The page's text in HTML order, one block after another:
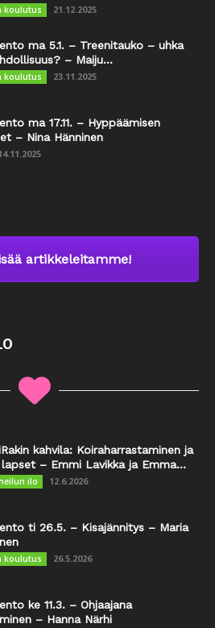
koulutus 21.12.2025
ma 5.1. – Treenitauko – uhka
– Maiju...
koulutus 23.11.2025
ma 17.11. – Hyppäämisen
– Nina Hänninen
artikkeleitamme!
kahvila: Koiraharrastaminen ja
– Emmi Lavikka ja Emma...
ilo 12.6.2026
ti 26.5. – Kisajännitys – Maria
koulutus 26.5.2026
ke 11.3. – Ohjaajana
– Hanna Närhi